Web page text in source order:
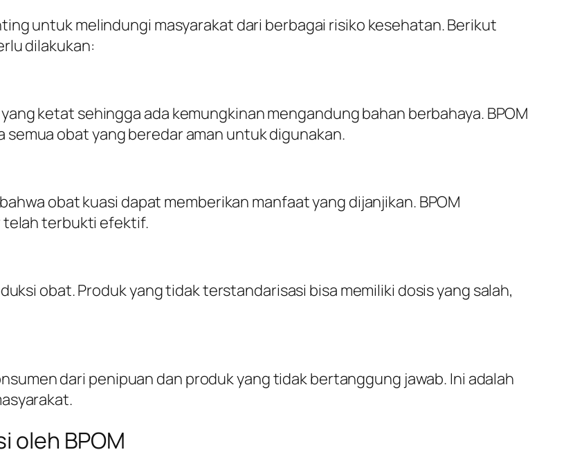
untuk melindungi masyarakat dari berbagai risiko kesehatan. Berikut
dilakukan:
ketat sehingga ada kemungkinan mengandung bahan berbahaya. BPOM
obat yang beredar aman untuk digunakan.
obat kuasi dapat memberikan manfaat yang dijanjikan. BPOM
telah terbukti efektif.
obat. Produk yang tidak terstandarisasi bisa memiliki dosis yang salah,
dari penipuan dan produk yang tidak bertanggung jawab. Ini adalah
oleh BPOM